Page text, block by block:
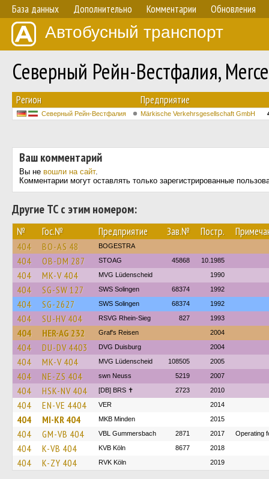
База данных Дополнительно Комментарии Обновления
Автобусный транспорт
Северный Рейн-Вестфалия,
Регион Предприятие
Северный Рейн-Вестфалия Märkische Verkehrsgesellschaft GmbH
Ваш комментарий
Вы не вошли на сайт.
Комментарии могут оставлять только зарегистрированные
Другие ТС с этим номером:
№ Гос.№ Предприятие Зав.№ Постр.
404 BO-AS 48 BOGESTRA
404 OB-DM 287 STOAG 45868 10.1985
404 MK-V 404 MVG Lüdenscheid 1990
404 SG-SW 127 SWS Solingen 68374 1992
404 SG-2627 SWS Solingen 68374 1992
404 SU-HV 404 RSVG Rhein-Sieg 827 1993
404 HER-AG 232 Graf's Reisen 2004
404 DU-DV 4403 DVG Duisburg 2004
404 MK-V 404 MVG Lüdenscheid 108505 2005
404 NE-ZS 404 swn Neuss 5219 2007
404 HSK-NV 404 [DB] BRS ✝︎ 2723 2010
404 EN-VE 4404 VER 2014
404 MI-KR 404 MKB Minden 2015
404 GM-VB 404 VBL Gummersbach 2871 2017 Operating
404 K-VB 404 KVB Köln 8677 2018
404 K-ZY 404 RVK Köln 2019